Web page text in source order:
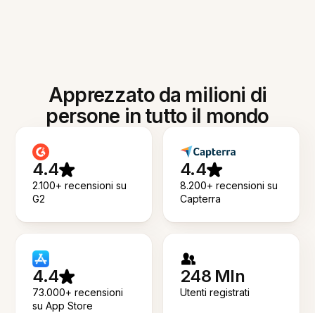
Apprezzato da milioni di
persone in tutto il mondo
4.4
2.100+ recensioni su
G2
4.4
8.200+ recensioni su
Capterra
4.4
73.000+ recensioni
su App Store
248 Mln
Utenti registrati